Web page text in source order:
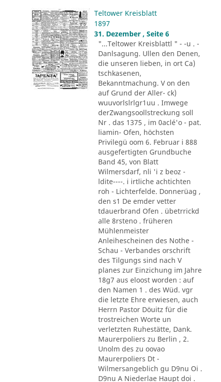
Teltower Kreisblatt
1897
31. Dezember , Seite 6
"...Teltower Kreisblattl " - -u . -
Danlsagung. Ullen den Denen,
die unseren lieben, in ort Ca)
tschkasenen,
Bekanntmachung. V on den
auf Grund der Aller- ck)
wuuvorlslrlgr1uu . Imwege
derZwangsoollstreckung soll
Nr . das 1375 , im 0aclé'o - pat.
liamin- Ofen, höchsten
Privilegü oom 6. Februar i 888
ausgefertigten Grundbuche
Band 45, von Blatt
Wilmersdarf, nli 'i z beoz -
ldite----. i irtliche achtichten
roh - Lichterfelde. Donnerüag ,
den s1 De emder vetter
tdauerbrand Ofen . übetrrickd
alle 8rsteno . früheren
Mühlenmeister
Anleihescheinen des Nothe -
Schau - Verbandes orschrift
des Tilgungs sind nach V
planes zur Einzichung im Jahre
18g7 aus eloost worden : auf
den Namen 1 . des Wüd. vgr
die letzte Ehre erwiesen, auch
Herrn Pastor Döuitz für die
trostreichen Worte un
verletzten Ruhestätte, Dank.
Maurerpoliers zu Berlin , 2.
Unolm des zu oovao
Maurerpoliers Dt -
Wilmersangeblich gu D9nu Oi .
D9nu A Niederlae Haupt doi .